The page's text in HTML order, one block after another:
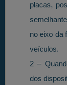
placas,
no eixo da
veículos.
2 –
dos